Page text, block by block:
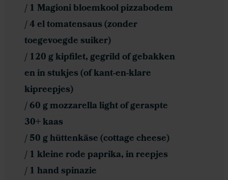
/ 1 Magioni bloemkool pizzabodem
/ 4 el tomatensaus (zonder
toegevoegde suiker)
/ 120 g kipfilet, gegrild of gebakken
en in stukjes (of kant-en-klare
kipreepjes)
/ 60 g mozzarella light of geraspte
30+ kaas
/ 50 g hüttenkäse (cottage cheese)
/ 1 kleine rode paprika, in reepjes
/ 1 hand spinazie